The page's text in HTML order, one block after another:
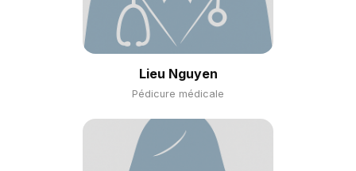
Lieu Nguyen
Pédicure médicale